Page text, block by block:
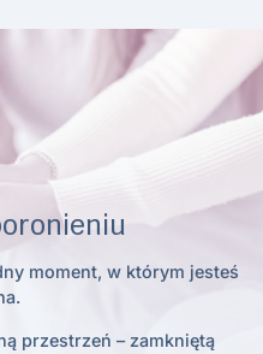
moment, w którym jesteś
przestrzeń – zamkniętą